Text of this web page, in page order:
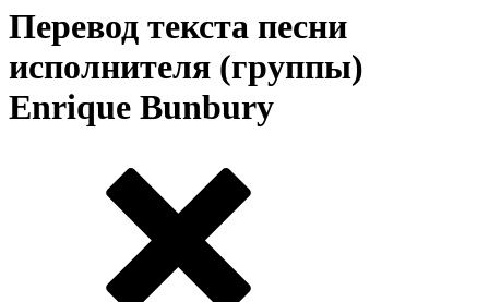
Перевод текста песни
исполнителя (группы)
Enrique Bunbury